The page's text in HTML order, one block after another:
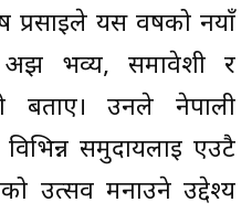
प्रसाईले यस वर्षको नयाँ
अझ भव्य, समावेशी र
बताए। उनले नेपाली
समुदायलाई एउटै
उत्सव मनाउने उद्देश्य